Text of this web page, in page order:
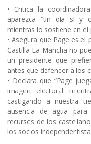
• Critica la
aparezca “un día sí y
mientras lo sostiene en el
• Asegura que Page es
Castilla-La Mancha no
un presidente que
antes que defender a los
• Declara que “Page
imagen electoral
castigando a nuestra
ausencia de agua
recursos de los
los socios